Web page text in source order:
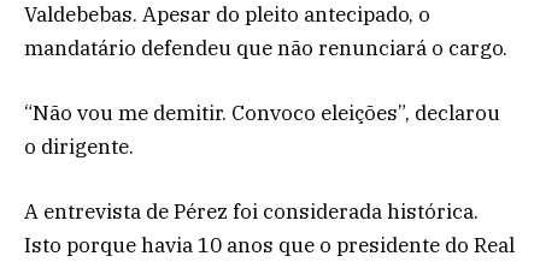
Valdebebas. Apesar do pleito antecipado, o
mandatário defendeu que não renunciará o cargo.
“Não vou me demitir. Convoco eleições”, declarou
o dirigente.
A entrevista de Pérez foi considerada histórica.
Isto porque havia 10 anos que o presidente do Real